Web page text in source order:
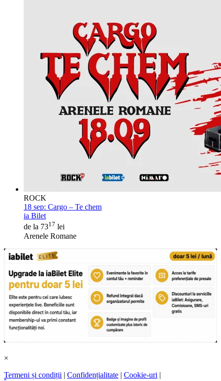
ROCK
18 sep: Cargo – Te chem
ia Bilet
de la 7317 lei
Arenele Romane
×
Termeni și condiții | Confidențialitate | Cookie-uri |